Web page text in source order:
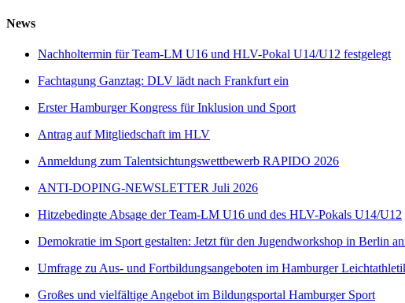
News
Nachholtermin für Team-LM U16 und HLV-Pokal U14/U12 festgelegt
Fachtagung Ganztag: DLV lädt nach Frankfurt ein
Erster Hamburger Kongress für Inklusion und Sport
Antrag auf Mitgliedschaft im HLV
Anmeldung zum Talentsichtungswettbewerb RAPIDO 2026
ANTI-DOPING-NEWSLETTER Juli 2026
Hitzebedingte Absage der Team-LM U16 und des HLV-Pokals U14/U12
Demokratie im Sport gestalten: Jetzt für den Jugendworkshop in Berlin
Umfrage zu Aus- und Fortbildungsangeboten im Hamburger
Großes und vielfältige Angebot im Bildungsportal Hamburger Sport